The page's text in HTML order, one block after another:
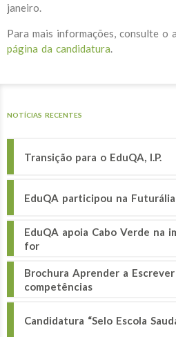
janeiro.
Para mais informações, consulte o
página da candidatura.
NOTÍCIAS RECENTES
Transição para o EduQA, I.P.
EduQA participou na
EduQA apoia Cabo Verde na
for
Brochura Aprender a
competências
Candidatura “Selo Escola